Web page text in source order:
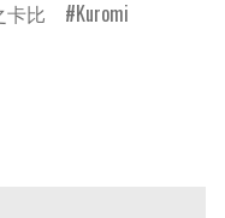
卡比 Kuromi